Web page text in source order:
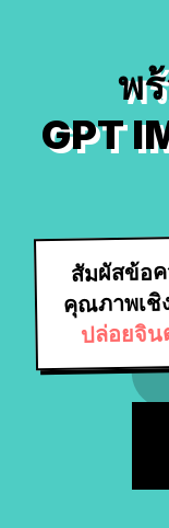
พ
GPT
สัมผัสข้อ
คุณภาพเชิ
ปล่อยจิ